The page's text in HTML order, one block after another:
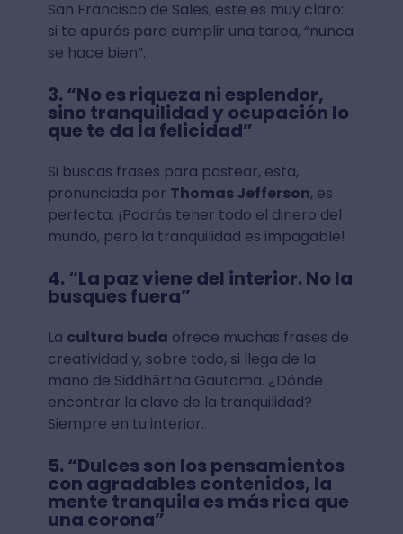
San Francisco de Sales, este es muy claro:
si te apurás para cumplir una tarea, “nunca
se hace bien”.
3. “No es riqueza ni esplendor,
sino tranquilidad y ocupación lo
que te da la felicidad”
Si buscas frases para postear, esta,
pronunciada por Thomas Jefferson, es
perfecta. ¡Podrás tener todo el dinero del
mundo, pero la tranquilidad es impagable!
4. “La paz viene del interior. No la
busques fuera”
La cultura buda ofrece muchas frases de
creatividad y, sobre todo, si llega de la
mano de Siddhārtha Gautama. ¿Dónde
encontrar la clave de la tranquilidad?
Siempre en tu interior.
5. “Dulces son los pensamientos
con agradables contenidos, la
mente tranquila es más rica que
una corona”